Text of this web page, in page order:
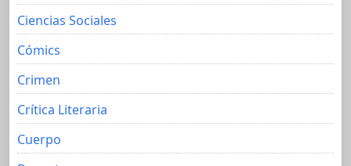
Ciencias Sociales
Cómics
Crimen
Crítica Literaria
Cuerpo